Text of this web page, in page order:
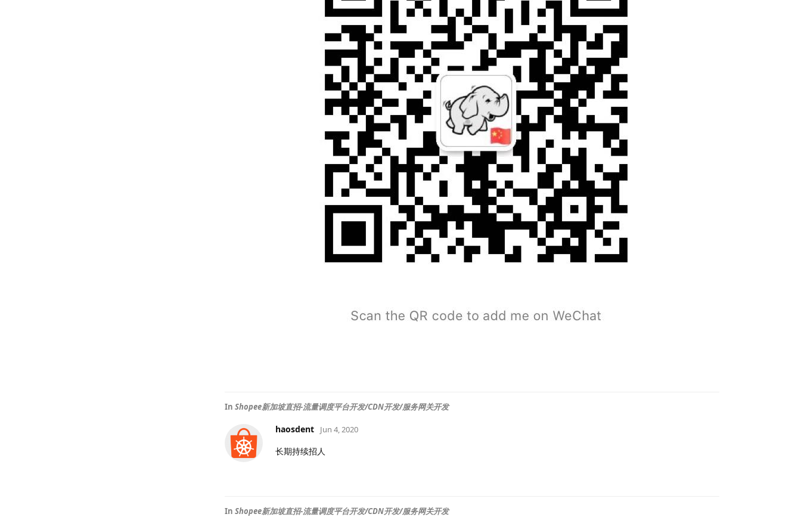
In Shopee新加坡直招-流量调度平台开发/CDN开发/服务网关开发
haosdent Jun 4, 2020
长期持续招人
In Shopee新加坡直招-流量调度平台开发/CDN开发/服务网关开发